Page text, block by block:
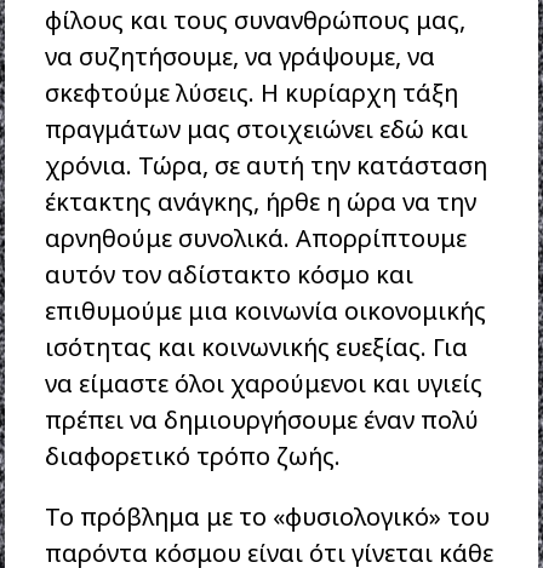
φίλους και τους συνανθρώπους μας,
να συζητήσουμε, να γράψουμε, να
σκεφτούμε λύσεις. Η κυρίαρχη τάξη
πραγμάτων μας στοιχειώνει εδώ και
χρόνια. Τώρα, σε αυτή την κατάσταση
έκτακτης ανάγκης, ήρθε η ώρα να την
αρνηθούμε συνολικά. Απορρίπτουμε
αυτόν τον αδίστακτο κόσμο και
επιθυμούμε μια κοινωνία οικονομικής
ισότητας και κοινωνικής ευεξίας. Για
να είμαστε όλοι χαρούμενοι και υγιείς
πρέπει να δημιουργήσουμε έναν πολύ
διαφορετικό τρόπο ζωής.
Το πρόβλημα με το «φυσιολογικό» του
παρόντα κόσμου είναι ότι γίνεται κάθε